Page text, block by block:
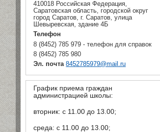
410018 Российская Федерация,
Саратовская область, городской округ
город Саратов, г. Саратов, улица
Шевыревская, здание 4Б
Телефон
8 (8452) 785 979 - телефон для справок
8 (8452) 785 980
Эл. почта 8452785979@mail.ru
График приема граждан
администрацией школы:
вторник: с 11.00 до 13.00;
среда: с 11.00 до 13.00;